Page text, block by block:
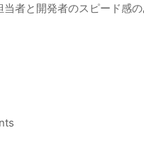
者と開発者のスピード感